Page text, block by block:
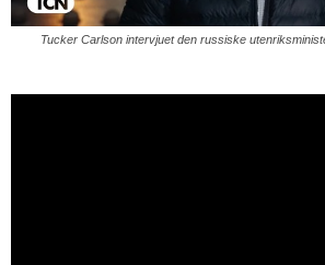
Tucker Carlson intervjuet den russiske